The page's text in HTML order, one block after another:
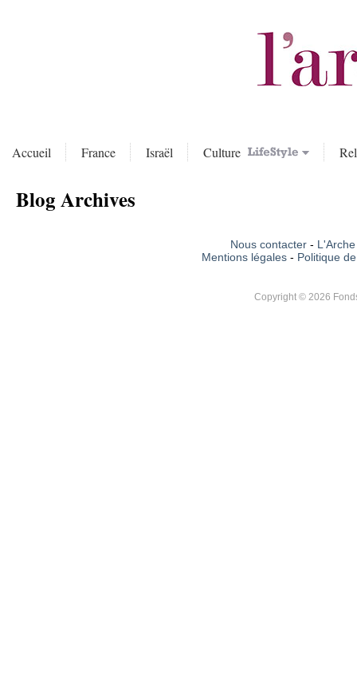
Accueil France Israël Culture
Blog Archives
Nous contacter-
Mentions légales - Politique
Copyright © 2026